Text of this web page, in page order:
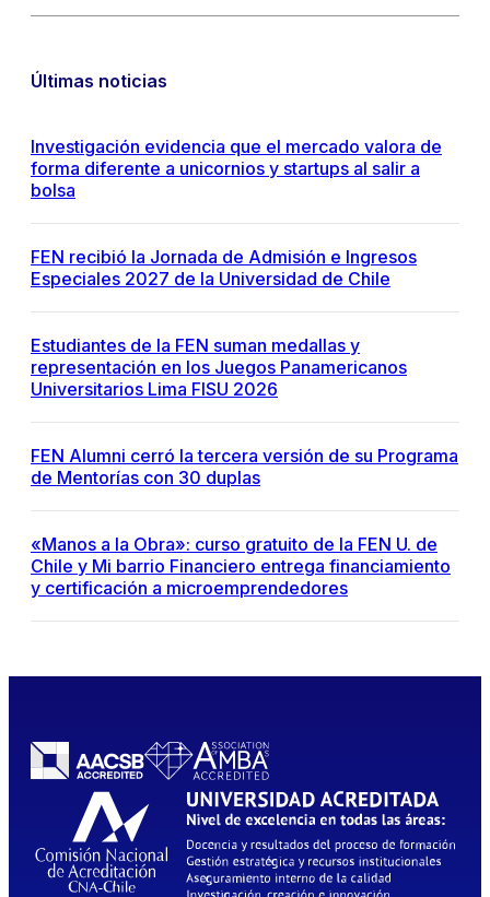
Últimas noticias
Investigación evidencia que el mercado valora de
forma diferente a unicornios y startups al salir a
bolsa
FEN recibió la Jornada de Admisión e Ingresos
Especiales 2027 de la Universidad de Chile
Estudiantes de la FEN suman medallas y
representación en los Juegos Panamericanos
Universitarios Lima FISU 2026
FEN Alumni cerró la tercera versión de su Programa
de Mentorías con 30 duplas
«Manos a la Obra»: curso gratuito de la FEN U. de
Chile y Mi barrio Financiero entrega financiamiento
y certificación a microemprendedores